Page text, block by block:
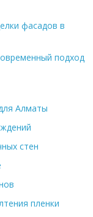
фасадов в
подход
Алматы
стен
пленки